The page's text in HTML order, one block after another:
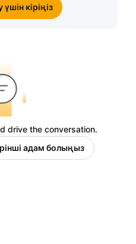
кіріңіз
drive the conversation.
адам болыңыз